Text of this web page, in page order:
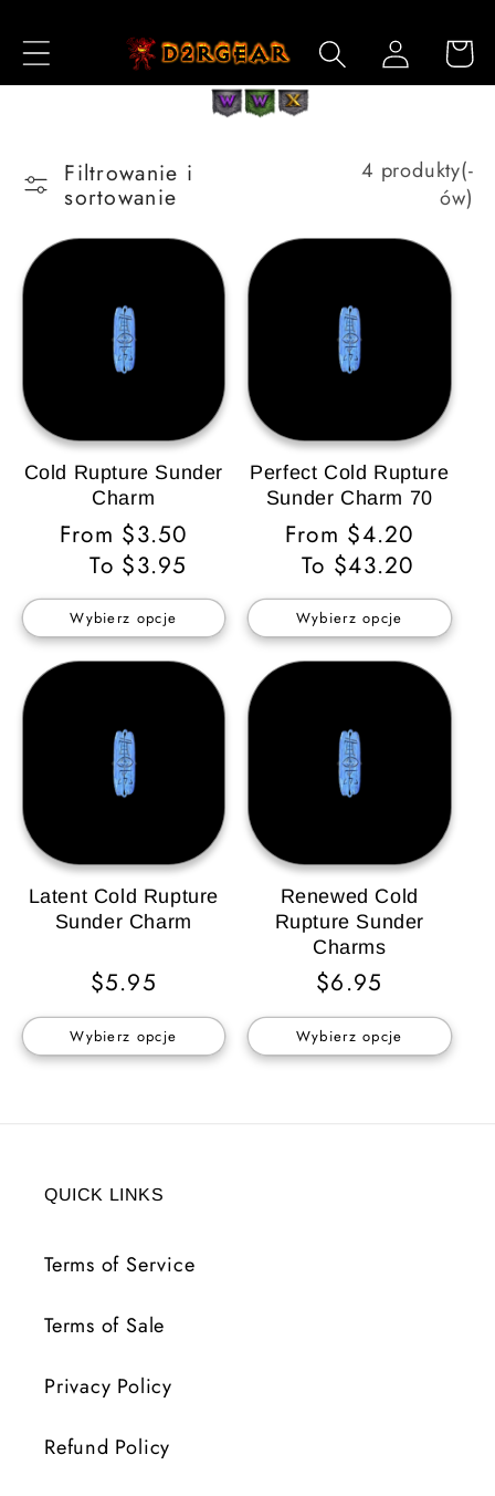
treści
Zaloguj
się
Koszyk
Filtrowanie i
sortowanie
4 produkty(-
ów)
Cold Rupture Sunder
Charm
Cena
regularna
From $3.50
To $3.95
Wybierz opcje
Perfect Cold Rupture
Sunder Charm 70
Cena
regularna
From $4.20
To $43.20
Wybierz opcje
Latent Cold Rupture
Sunder Charm
Cena
regularna
$5.95
Wybierz opcje
Renewed Cold
Rupture Sunder
Charms
Cena
regularna
$6.95
Wybierz opcje
QUICK LINKS
Terms of Service
Terms of Sale
Privacy Policy
Refund Policy